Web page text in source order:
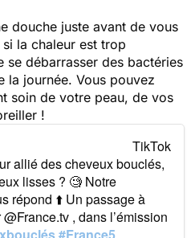
douche juste avant de vous
la chaleur est trop
se débarrasser des bactéries
la journée. Vous pouvez
soin de votre peau, de vos
!
allié des cheveux bouclés,
lisses ? 🧐 Notre
répond ⬆️ Un passage à
, dans l’émission